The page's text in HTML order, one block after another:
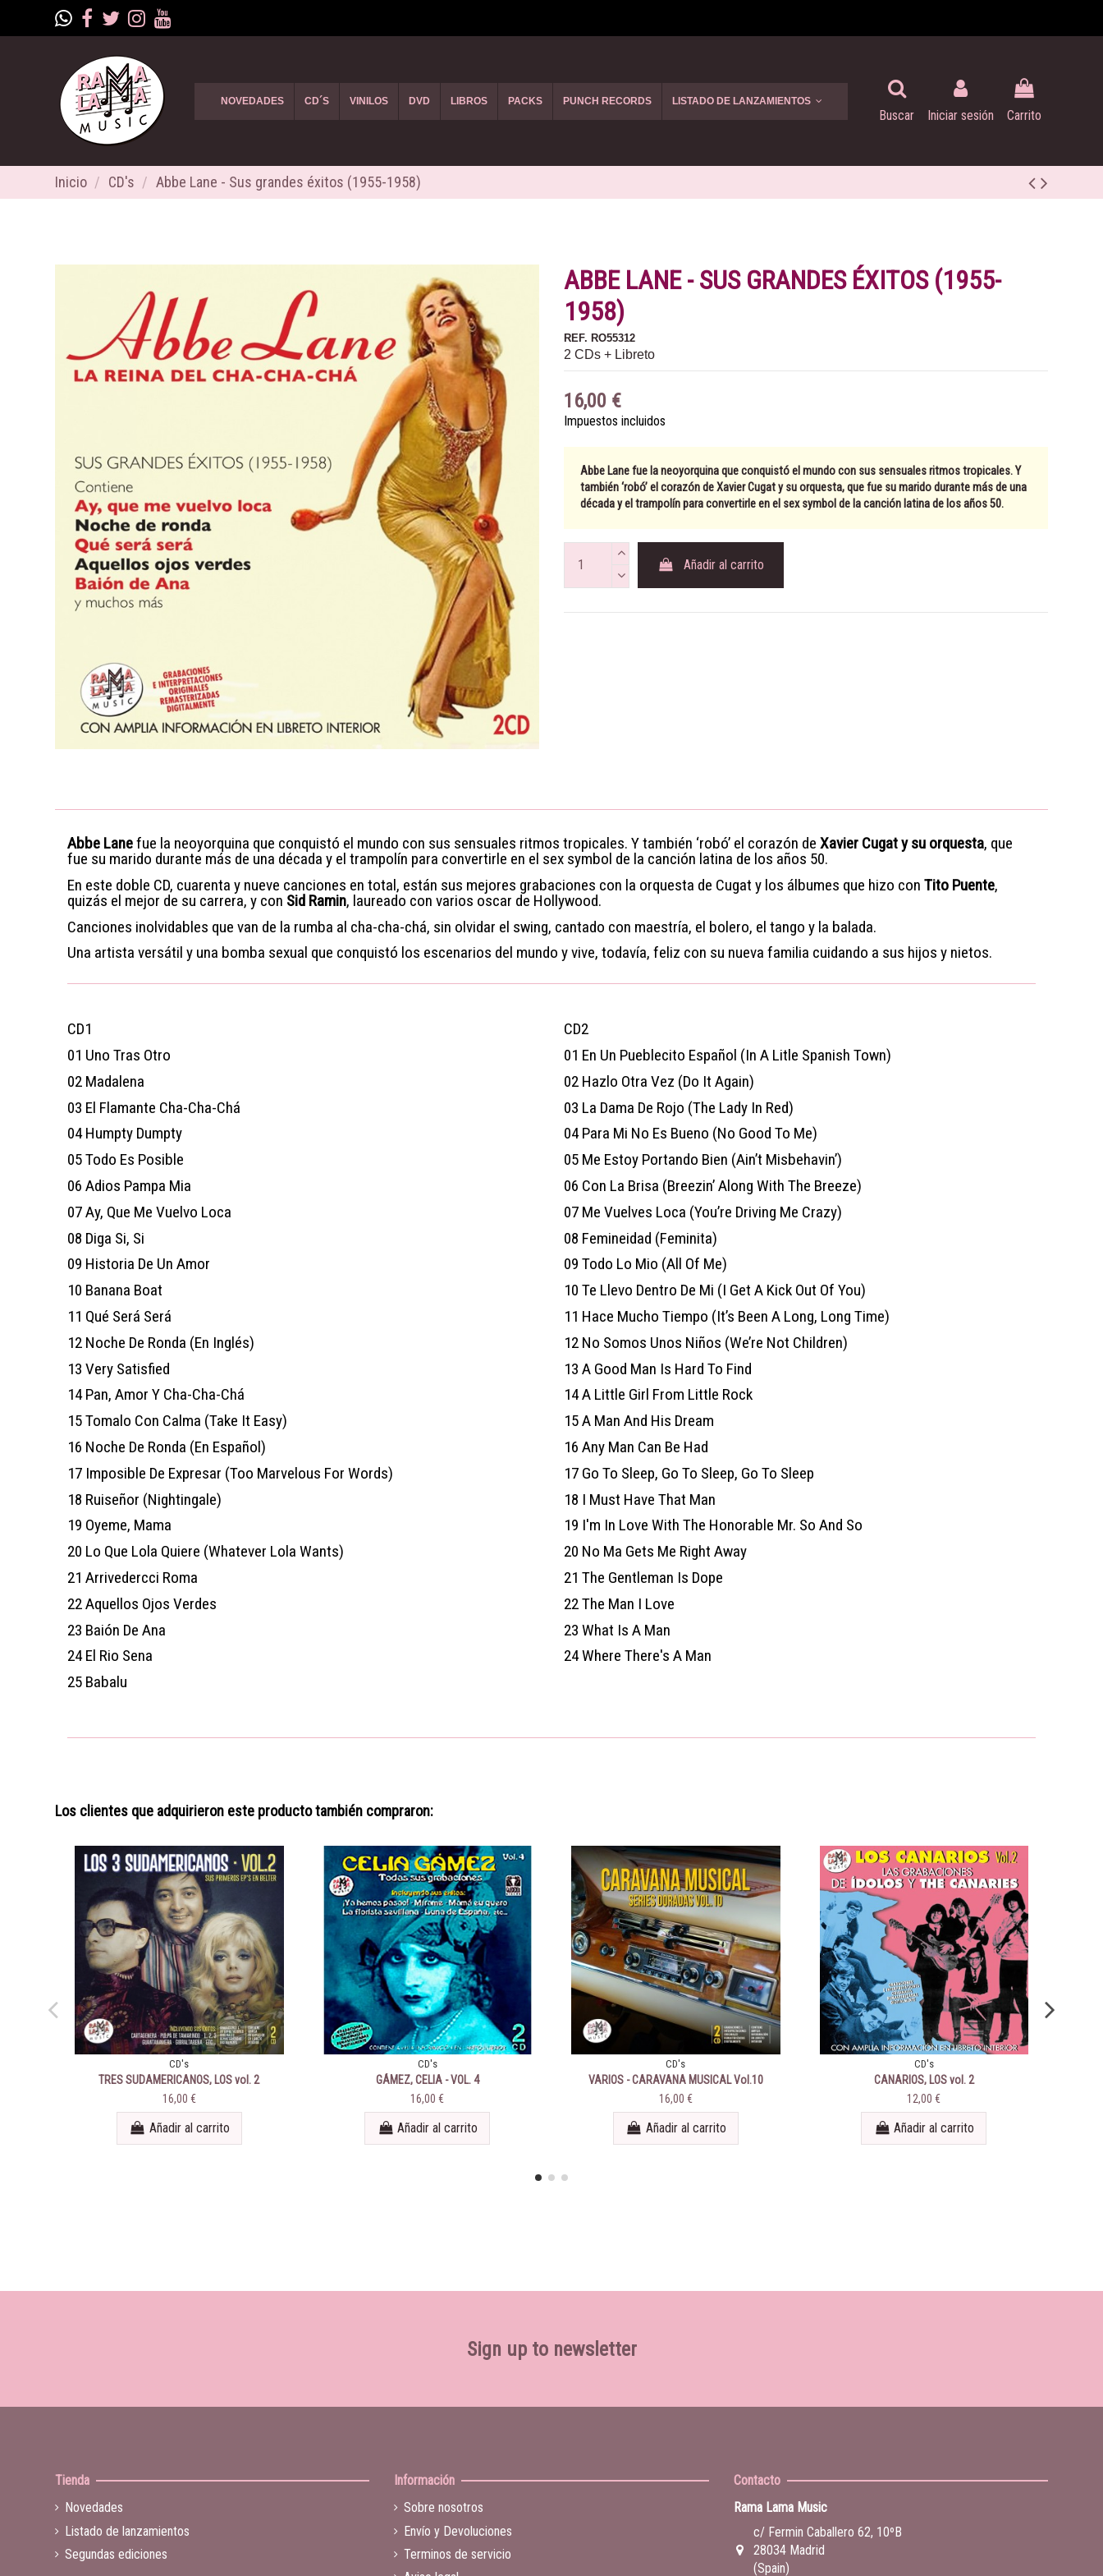
NOVEDADES CD´S VINILOS DVD LIBROS PACKS PUNCH RECORDS LISTADO DE LANZAMIENTOS
Buscar Iniciar sesión Carrito
Inicio CD's Abbe Lane - Sus grandes éxitos (1955-1958)
ABBE LANE - SUS GRANDES ÉXITOS (1955-
1958)
REF. RO55312
2 CDs + Libreto
16,00 €
Impuestos incluidos
Abbe Lanefue la neoyorquina que conquistó el mundo con sus sensuales ritmos tropicales. Y
también ‘robó’ el corazón deXavier Cugat y su orquesta, que fue su marido durante más de una
década y el trampolín para convertirle en el sex symbol de la canción latina de los años 50.
Añadir al carrito
Abbe Lanefue la neoyorquina que conquistó el mundo con sus sensuales ritmos tropicales. Y también ‘robó’ el corazón de Xavier Cugat y su orquesta, que
fue su marido durante más de una década y el trampolín para convertirle en el sex symbol de la canción latina de los años 50.
En este doble CD, cuarenta y nueve canciones en total, están sus mejores grabaciones con la orquesta de Cugat y los álbumes que hizo con Tito Puente,
quizás el mejor de su carrera, y con Sid Ramin, laureado con varios oscar de Hollywood.
Canciones inolvidables que van de la rumba al cha-cha-chá, sin olvidar el swing, cantado con maestría, el bolero, el tango y la balada.
Una artista versátil y una bomba sexual que conquistó los escenarios del mundo y vive, todavía, feliz con su nueva familia cuidando a sus hijos y nietos.
CD1
01 Uno Tras Otro
02 Madalena
03 El Flamante Cha-Cha-Chá
04 Humpty Dumpty
05Todo Es Posible
06 Adios Pampa Mia
07Ay, Que Me Vuelvo Loca
08 Diga Si, Si
09 Historia De Un Amor
10 Banana Boat
11 Qué Será Será
12 Noche De Ronda (En Inglés)
13 Very Satisfied
14 Pan, Amor Y Cha-Cha-Chá
15Tomalo Con Calma (Take It Easy)
16 Noche De Ronda (En Español)
17 Imposible De Expresar (Too Marvelous For Words)
18 Ruiseñor (Nightingale)
19 Oyeme, Mama
20 Lo Que Lola Quiere (Whatever Lola Wants)
21 Arrivedercci Roma
22Aquellos Ojos Verdes
23 Baión De Ana
24 El Rio Sena
25 Babalu
CD2
01 En Un Pueblecito Español (In A Litle Spanish Town)
02 Hazlo Otra Vez (Do It Again)
03 La Dama De Rojo (The Lady In Red)
04 Para Mi No Es Bueno (No Good To Me)
05 Me Estoy Portando Bien (Ain’t Misbehavin’)
06 Con La Brisa (Breezin’ Along With The Breeze)
07 Me Vuelves Loca (You’re Driving Me Crazy)
08 Femineidad (Feminita)
09 Todo Lo Mio (All Of Me)
10 Te Llevo Dentro De Mi (I Get A Kick Out Of You)
11 Hace Mucho Tiempo (It’s Been A Long, Long Time)
12 No Somos Unos Niños (We’re Not Children)
13 A Good Man Is Hard To Find
14A Little Girl From Little Rock
15A Man And His Dream
16 Any Man Can Be Had
17 Go To Sleep, Go To Sleep, Go To Sleep
18 I Must Have That Man
19 I'm In Love With The Honorable Mr. So And So
20 No Ma Gets Me Right Away
21 The Gentleman Is Dope
22The Man I Love
23 What Is A Man
24Where There's A Man
Los clientes que adquirieron este producto también compraron:
CD's
TRES SUDAMERICANOS, LOS vol. 2
16,00 €
Añadir al carrito
CD's
GÁMEZ, CELIA - VOL. 4
16,00 €
Añadir al carrito
CD's
VARIOS - CARAVANA MUSICAL Vol.10
16,00 €
Añadir al carrito
CD's
CANARIOS, LOS vol. 2
12,00 €
Añadir al carrito
Sign up to newsletter
Tienda
Novedades
Listado de lanzamientos
Segundas ediciones
Información
Sobre nosotros
Envío y Devoluciones
Terminos de servicio
Contacto
Rama Lama Music
c/ Fermin Caballero 62, 10ºB
28034 Madrid
(Spain)